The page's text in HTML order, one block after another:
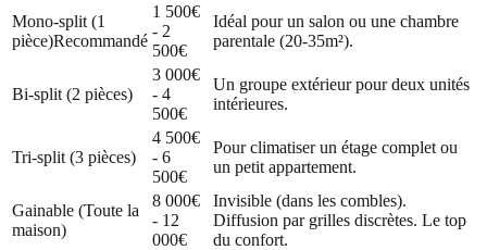
Mono-split (1
pièce)Recommandé
1 500€
- 2
500€
Idéal pour un salon ou une chambre
parentale (20-35m²).
Bi-split (2 pièces)
3 000€
- 4
500€
Un groupe extérieur pour deux unités
intérieures.
Tri-split (3 pièces)
4 500€
- 6
500€
Pour climatiser un étage complet ou
un petit appartement.
Gainable (Toute la
maison)
8 000€
- 12
000€
Invisible (dans les combles).
Diffusion par grilles discrètes. Le top
du confort.